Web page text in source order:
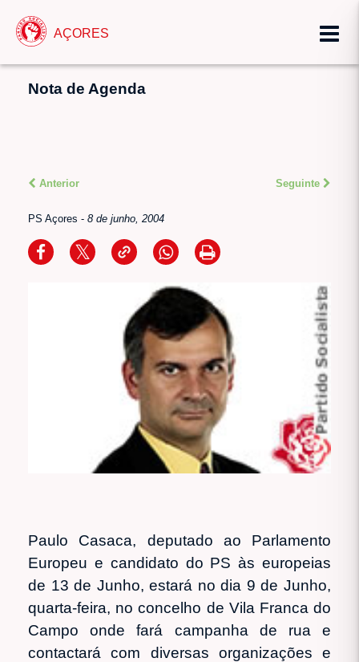
AÇORES
Nota de Agenda
Anterior Seguinte
PS Açores - 8 de junho, 2004
Paulo Casaca, deputado ao Parlamento
Europeu e candidato do PS às europeias
de 13 de Junho, estará no dia 9 de Junho,
quarta-feira, no concelho de Vila Franca do
Campo onde fará campanha de rua e
contactará com diversas organizações e